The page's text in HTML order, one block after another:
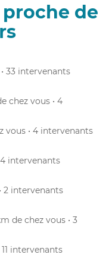
de
33 intervenants
chez vous • 4
vous • 4 intervenants
4 intervenants
2 intervenants
de chez vous • 3
11 intervenants